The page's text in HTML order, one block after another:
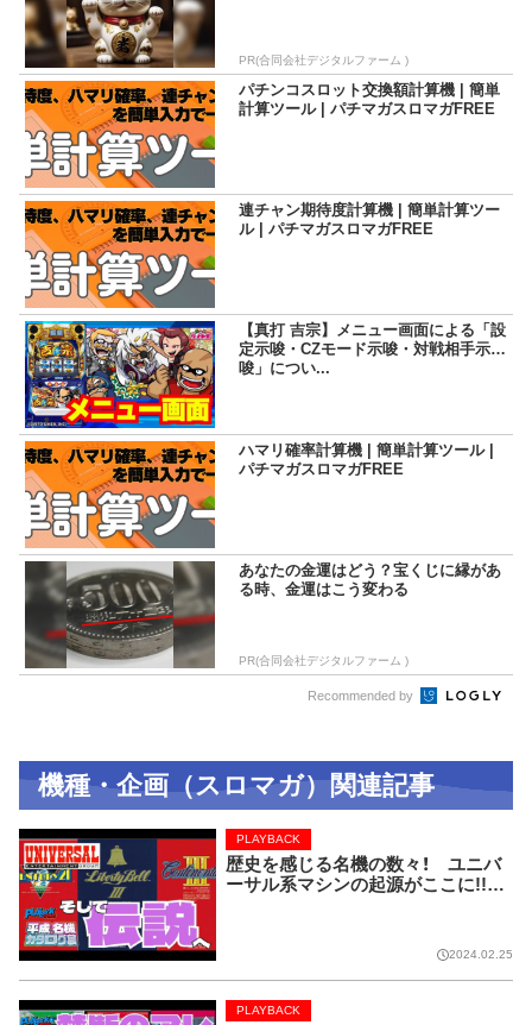
PR(合同会社デジタルファーム )
パチンコスロット交換額計算機 | 簡単
計算ツール | パチマガスロマガFREE
連チャン期待度計算機 | 簡単計算ツー
ル | パチマガスロマガFREE
【真打 吉宗】メニュー画面による「設
定示唆・CZモード示唆・対戦相手示
唆」につい...
ハマリ確率計算機 | 簡単計算ツール |
パチマガスロマガFREE
あなたの金運はどう？宝くじに縁があ
る時、金運はこう変わる
PR(合同会社デジタルファーム )
Recommended by
機種・企画（スロマガ）関連記事
歴史を感じる名機の数々！ ユニバ
ーサル系マシンの起源がここに!!【P
PLAYBACK
2024.02.25
PLAYBACK